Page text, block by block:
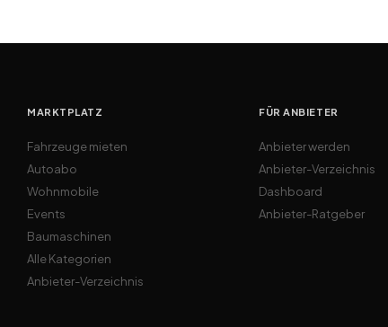
MARKTPLATZ
Fahrzeuge mieten
Autoabo
Wohnmobile
Events
Baumaschinen
Alle Kategorien
Anbieter-Verzeichnis
FÜR ANBIETER
Anbieter werden
Anbieter-Verzeichnis
Dashboard
Anbieter-Ratgeber